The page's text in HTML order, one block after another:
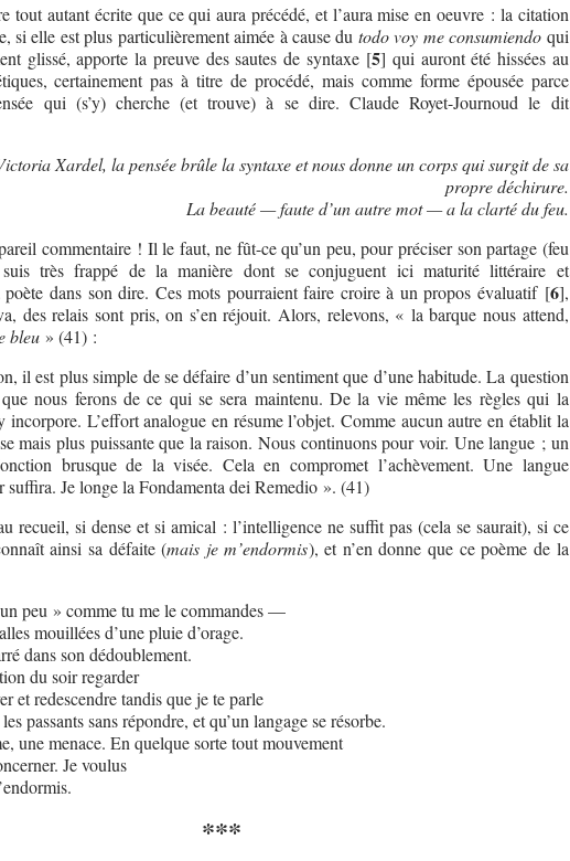
tout autant écrite que ce qui aura précédé, et l’aura mise en oeuvre : la citation
si elle est plus particulièrement aimée à cause du todo voy me consumiendo qui
glissé, apporte la preuve des sautes de syntaxe[5] qui auront été hissées au
certainement pas à titre de procédé, mais comme forme épousée parce
qui (s’y) cherche (et trouve) à se dire. Claude Royet-Journoud le dit
Xardel, la pensée brûle la syntaxe et nous donne un corps qui surgit de sa
propre déchirure.
La beauté — faute d’un autre mot — a la clarté du feu.
commentaire ! Il le faut, ne fût-ce qu’un peu, pour préciser son partage (feu
très frappé de la manière dont se conjuguent ici maturité littéraire et
poète dans son dire. Ces mots pourraient faire croire à un propos évaluatif[6],
des relais sont pris, on s’en réjouit. Alors, relevons, « la barque nous attend,
bleu» (41) :
il est plus simple de se défaire d’un sentiment que d’une habitude. La question
nous ferons de ce qui se sera maintenu. De la vie même les règles qui la
incorpore. L’effort analogue en résume l’objet. Comme aucun autre en établit la
mais plus puissante que la raison. Nous continuons pour voir. Une langue ; un
brusque de la visée. Cela en compromet l’achèvement. Une langue
suffira. Je longe la Fondamenta dei Remedio ». (41)
recueil, si dense et si amical : l’intelligence ne suffit pas (cela se saurait), si ce
ainsi sa défaite (mais je m’endormis), et n’en donne que ce poème de la
peu » comme tu me le commandes —
mouillées d’une pluie d’orage.
dans son dédoublement.
du soir regarder
et redescendre tandis que je te parle
passants sans répondre, et qu’un langage se résorbe.
une menace. En quelque sorte tout mouvement
Je voulus
***